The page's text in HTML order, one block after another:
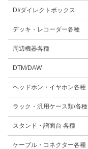
DI/ダイレクトボックス
デッキ・レコーダー各種
周辺機器各種
DTM/DAW
ヘッドホン・イヤホン各種
ラック・汎用ケース類/各種
スタンド・譜面台 各種
ケーブル・コネクター各種